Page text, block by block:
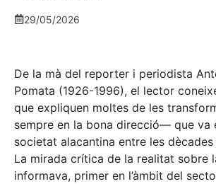
29/05/2026
De la mà del reporter i periodista
Pomata (1926-1996), el lector
que expliquen moltes de les
sempre en la bona direcció— que va
societat alacantina entre les
La mirada crítica de la realitat sobre
informava, primer en l’àmbit del